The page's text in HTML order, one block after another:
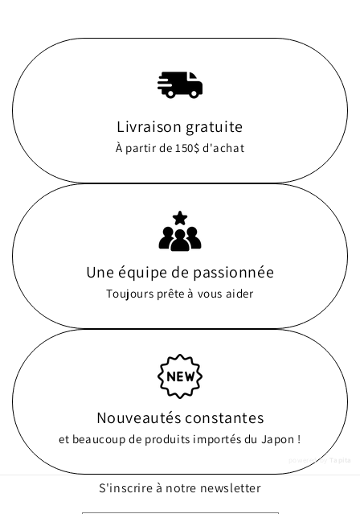
Livraison gratuite
À partir de 150$ d'achat
Une équipe de passionnée
Toujours prête à vous aider
Nouveautés constantes
et beaucoup de produits importés du Japon !
powered by
S'inscrire à notre newsletter